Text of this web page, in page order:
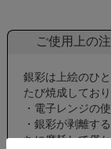
ご使用上の
銀彩は上絵のひ
たび焼成しており
・電子レンジの
・銀彩が剥離す
ちに摩耗して僅